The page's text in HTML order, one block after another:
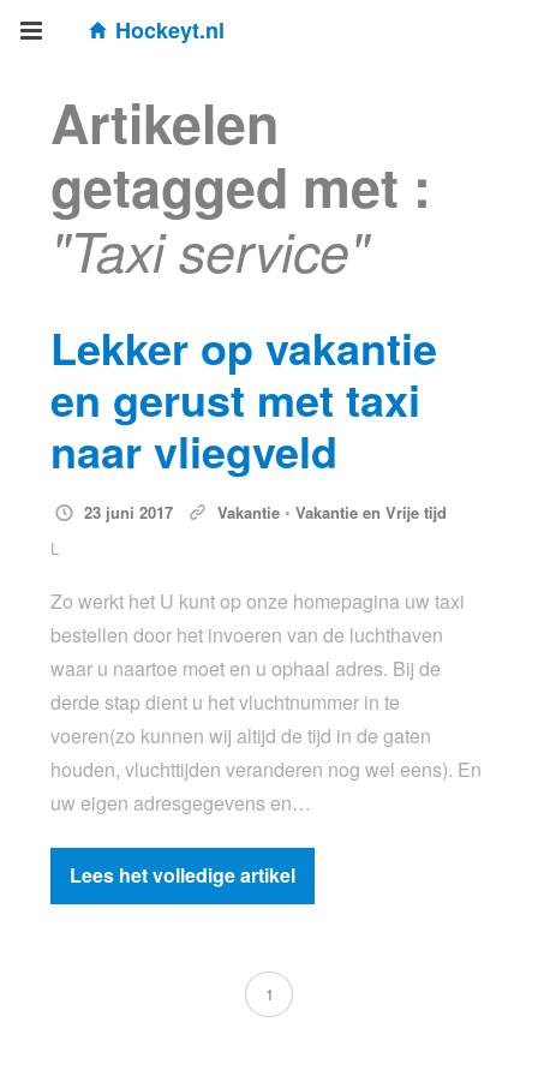
Hockeyt.nl
Artikelen
getagged met :
"Taxi service"
Lekker op vakantie
en gerust met taxi
naar vliegveld
23 juni 2017 Vakantie •Vakantie en Vrije tijd
L
Zo werkt het U kunt op onze homepagina uw taxi
bestellen door het invoeren van de luchthaven
waar u naartoe moet en u ophaal adres. Bij de
derde stap dient u het vluchtnummer in te
voeren(zo kunnen wij altijd de tijd in de gaten
houden, vluchttijden veranderen nog wel eens). En
uw eigen adresgegevens en…
Lees het volledige artikel
1